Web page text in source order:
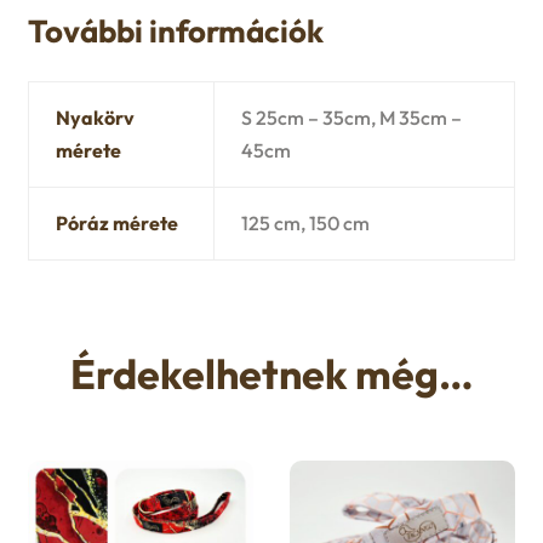
További információk
Nyakörv
mérete
S 25cm – 35cm, M 35cm –
45cm
Póráz mérete 125 cm, 150 cm
Érdekelhetnek még…